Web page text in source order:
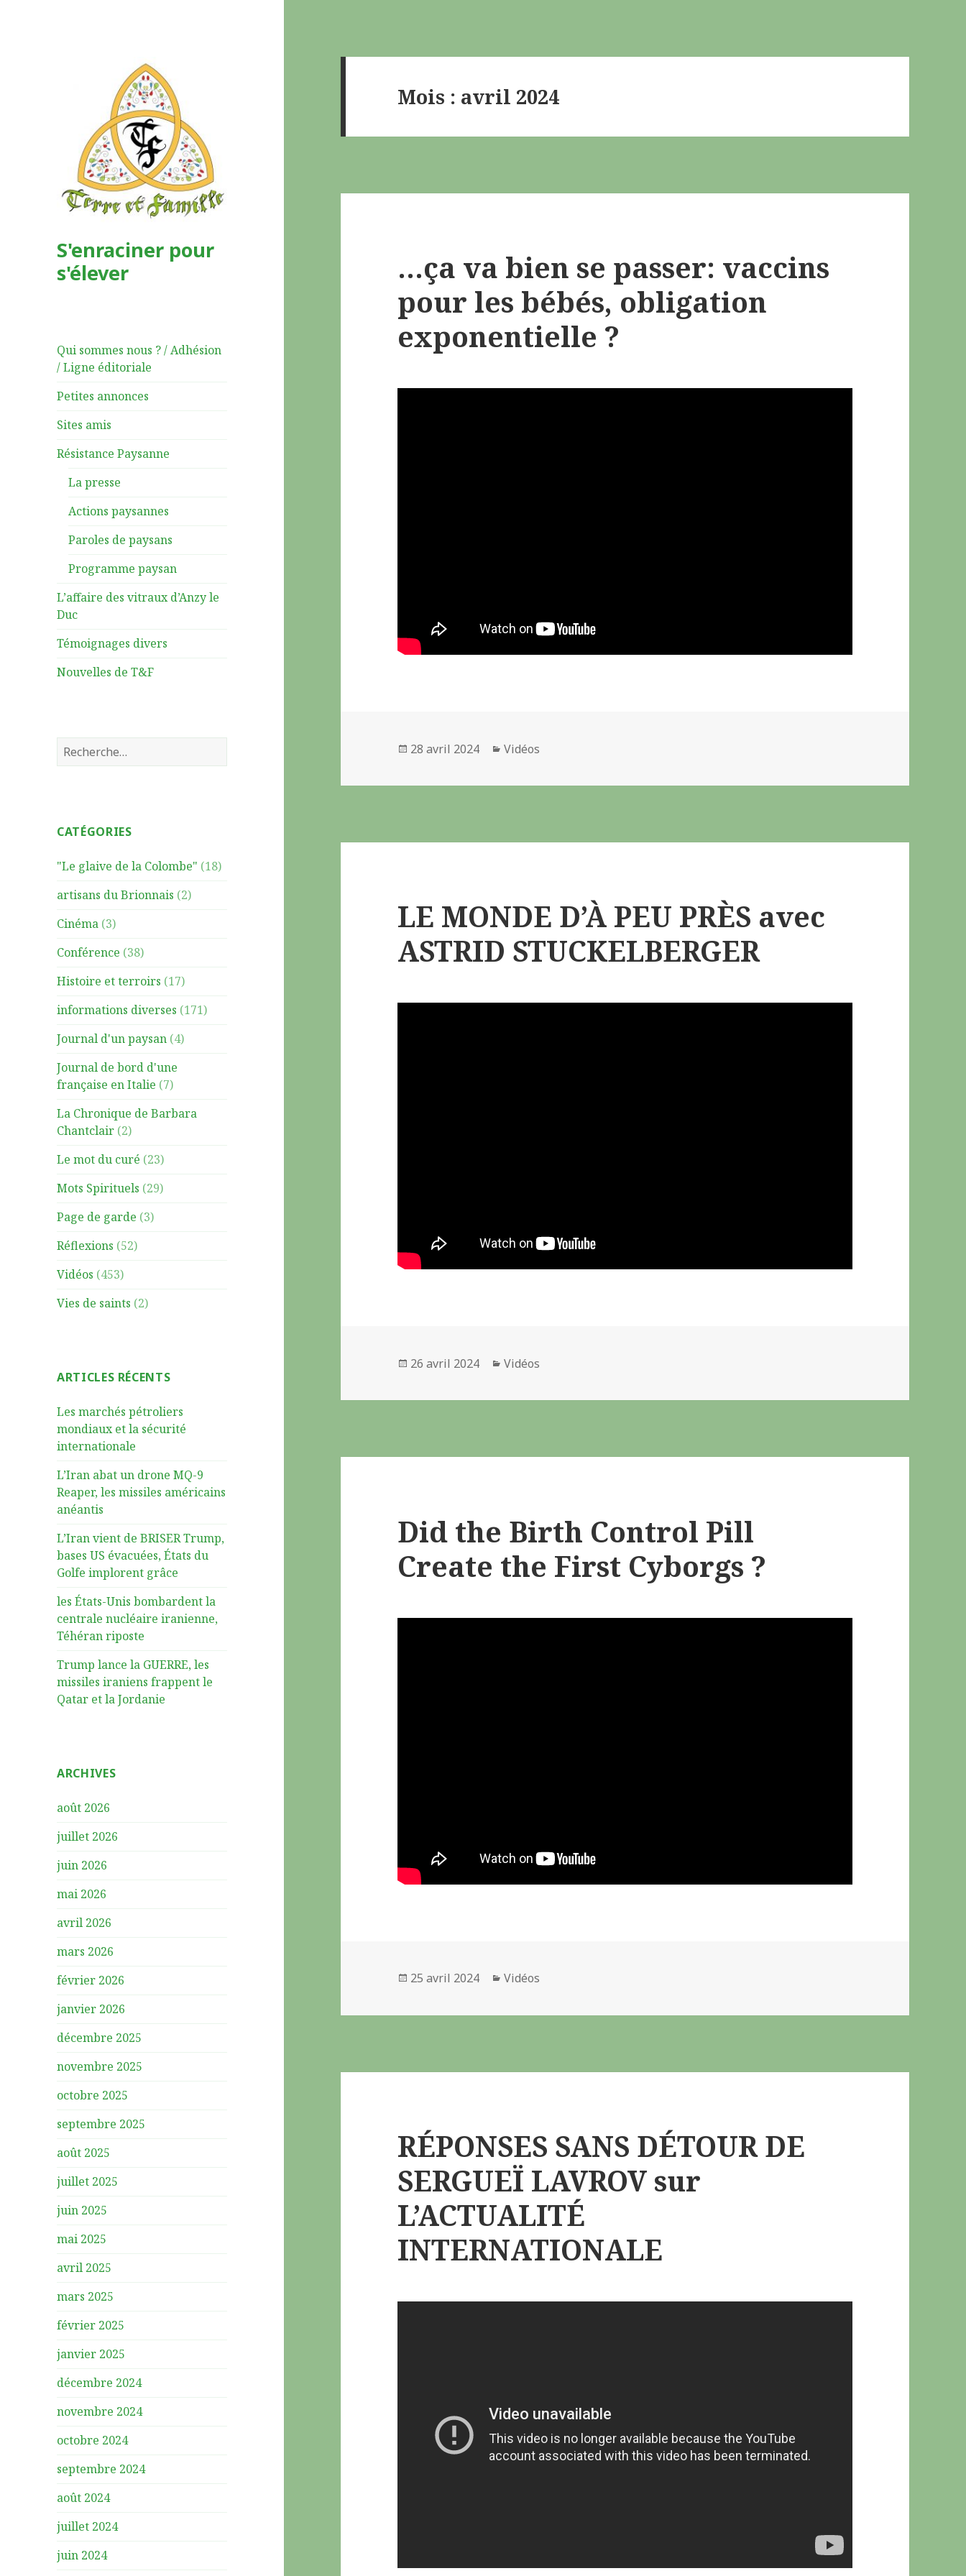
S'enraciner pour
s'élever
Qui sommes nous ? / Adhésion
/ Ligne éditoriale
Petites annonces
Sites amis
Résistance Paysanne
La presse
Actions paysannes
Paroles de paysans
Programme paysan
L’affaire des vitraux d’Anzy le
Duc
Témoignages divers
Nouvelles de T&F
R
e
r
h
r
CATÉGORIES
"Le glaive de la Colombe" (18)
artisans du Brionnais (2)
Cinéma (3)
Conférence (38)
Histoire et terroirs (17)
informations diverses (171)
Journal d'un paysan (4)
Journal de bord d'une
française en Italie (7)
La Chronique de Barbara
Chantclair (2)
Le mot du curé (23)
Mots Spirituels (29)
Page de garde (3)
Réflexions (52)
Vidéos (453)
Vies de saints (2)
ARTICLES RÉCENTS
Les marchés pétroliers
mondiaux et la sécurité
internationale
L’Iran abat un drone MQ-9
Reaper, les missiles américains
anéantis
L’Iran vient de BRISER Trump,
bases US évacuées, États du
Golfe implorent grâce
les États-Unis bombardent la
centrale nucléaire iranienne,
Téhéran riposte
Trump lance la GUERRE, les
missiles iraniens frappent le
Qatar et la Jordanie
ARCHIVES
août 2026
juillet 2026
juin 2026
mai 2026
avril 2026
mars 2026
février 2026
janvier 2026
décembre 2025
novembre 2025
octobre 2025
septembre 2025
août 2025
juillet 2025
juin 2025
mai 2025
avril 2025
mars 2025
février 2025
janvier 2025
décembre 2024
novembre 2024
octobre 2024
septembre 2024
août 2024
juillet 2024
juin 2024
Mois : avril 2024
…ça va bien se passer: vaccins
pour les bébés, obligation
exponentielle ?
Publié
28 avril 2024 Catégories
Vidéos
LE MONDE D’À PEU PRÈS avec
ASTRID STUCKELBERGER
Publié
26 avril 2024 Catégories
Vidéos
Did the Birth Control Pill
Create the First Cyborgs ?
Publié
25 avril 2024 Catégories
Vidéos
RÉPONSES SANS DÉTOUR DE
SERGUEÏ LAVROV sur
L’ACTUALITÉ
INTERNATIONALE